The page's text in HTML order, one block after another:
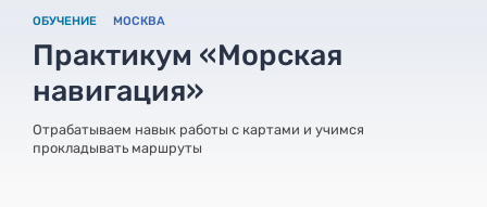
ОБУЧЕНИЕ МОСКВА
Практикум «Морская
навигация»
Отрабатываем навык работы с картами и учимся
прокладывать маршруты